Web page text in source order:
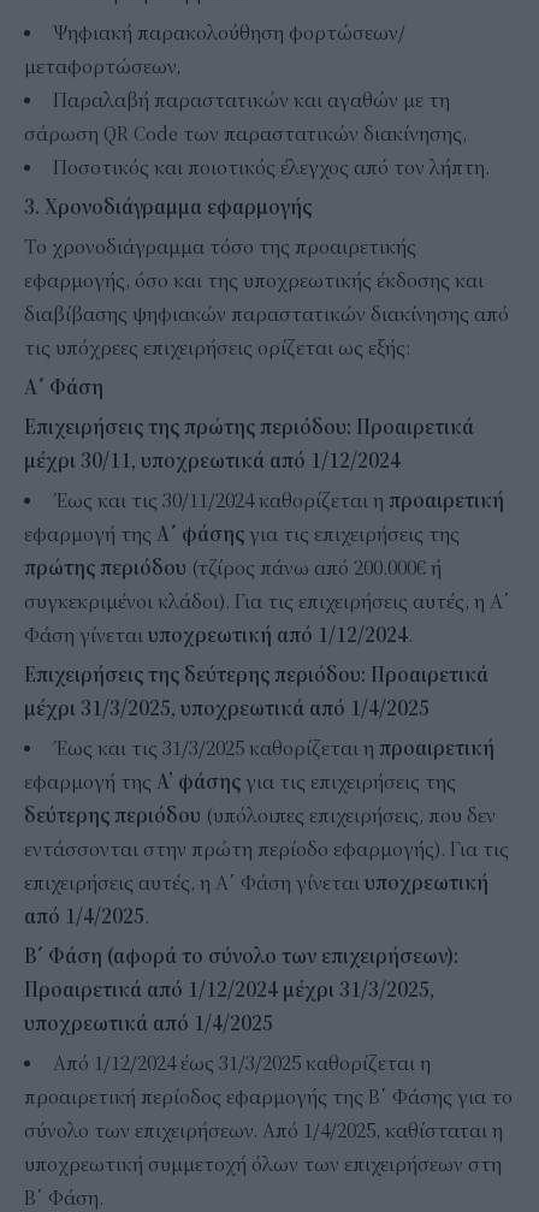
Ψηφιακή παρακολούθηση φορτώσεων/
μεταφορτώσεων,
Παραλαβή παραστατικών και αγαθών με τη
σάρωση QR Code των παραστατικών διακίνησης,
Ποσοτικός και ποιοτικός έλεγχος από τον λήπτη.
3. Χρονοδιάγραμμα εφαρμογής
Tο χρονοδιάγραμμα τόσο της προαιρετικής
εφαρμογής, όσο και της υποχρεωτικής έκδοσης και
διαβίβασης ψηφιακών παραστατικών διακίνησης από
τις υπόχρεες επιχειρήσεις ορίζεται ως εξής:
Α΄ Φάση
Επιχειρήσεις της πρώτης περιόδου: Προαιρετικά
μέχρι 30/11, υποχρεωτικά από 1/12/2024
Έως και τις 30/11/2024 καθορίζεται η προαιρετική
εφαρμογή της Α΄ φάσης για τις επιχειρήσεις της
πρώτης περιόδου (τζίρος πάνω από 200.000€ ή
συγκεκριμένοι κλάδοι). Για τις επιχειρήσεις αυτές, η Α΄
Φάση γίνεται υποχρεωτική από 1/12/2024.
Επιχειρήσεις της δεύτερης περιόδου: Προαιρετικά
μέχρι 31/3/2025, υποχρεωτικά από 1/4/2025
Έως και τις 31/3/2025 καθορίζεται η προαιρετική
εφαρμογή της Α’ φάσης για τις επιχειρήσεις της
δεύτερης περιόδου (υπόλοιπες επιχειρήσεις, που δεν
εντάσσονται στην πρώτη περίοδο εφαρμογής). Για τις
επιχειρήσεις αυτές, η Α΄ Φάση γίνεται υποχρεωτική
από 1/4/2025.
Β΄ Φάση (αφορά το σύνολο των επιχειρήσεων):
Προαιρετικά από 1/12/2024 μέχρι 31/3/2025,
υποχρεωτικά από 1/4/2025
Από 1/12/2024 έως 31/3/2025 καθορίζεται η
προαιρετική περίοδος εφαρμογής της Β΄ Φάσης για το
σύνολο των επιχειρήσεων. Από 1/4/2025, καθίσταται η
υποχρεωτική συμμετοχή όλων των επιχειρήσεων στη
Β΄ Φάση.